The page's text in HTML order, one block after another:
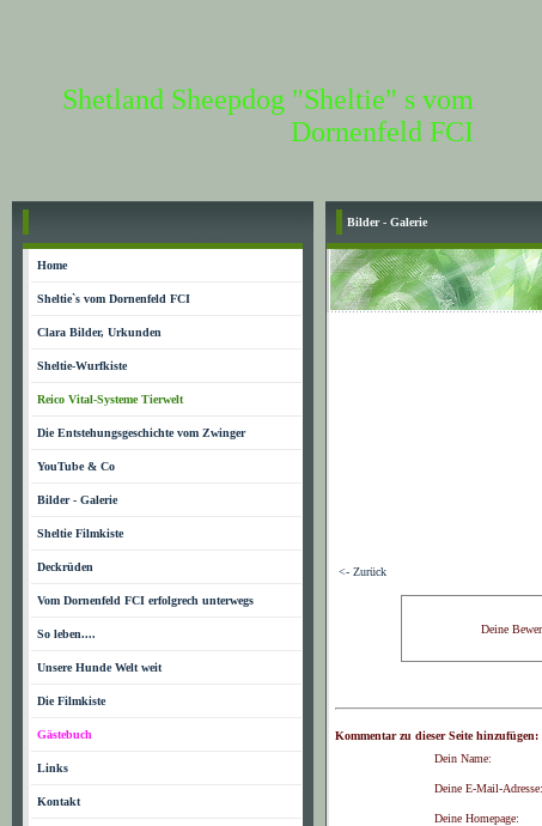
Shetland Sheepdog "Sheltie" s vom
Dornenfeld FCI
Home
Sheltie`s vom Dornenfeld FCI
Clara Bilder, Urkunden
Sheltie-Wurfkiste
Reico Vital-Systeme Tierwelt
Die Entstehungsgeschichte vom Zwinger
YouTube & Co
Bilder - Galerie
Sheltie Filmkiste
Deckrüden
Vom Dornenfeld FCI erfolgrech unterwegs
So leben....
Unsere Hunde Welt weit
Die Filmkiste
Gästebuch
Links
Kontakt
Bilder - Galerie
<- Zurück
Deine
Kommentar zu dieser Seite hinzufügen:
Dein Name:
Deine E-Mail-Adresse:
Deine Homepage: